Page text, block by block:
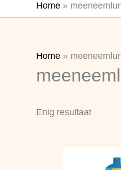
Home »
Home »
Enig resultaat